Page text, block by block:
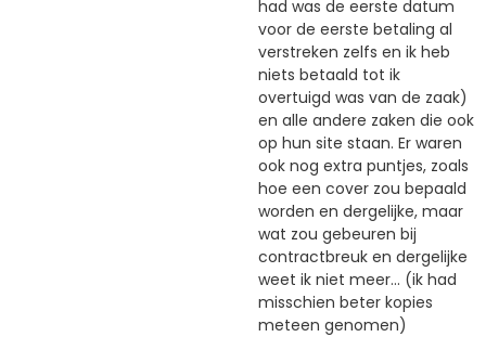
had was de eerste datum
voor de eerste betaling al
verstreken zelfs en ik heb
niets betaald tot ik
overtuigd was van de zaak)
en alle andere zaken die ook
op hun site staan. Er waren
ook nog extra puntjes, zoals
hoe een cover zou bepaald
worden en dergelijke, maar
wat zou gebeuren bij
contractbreuk en dergelijke
weet ik niet meer... (ik had
misschien beter kopies
meteen genomen)